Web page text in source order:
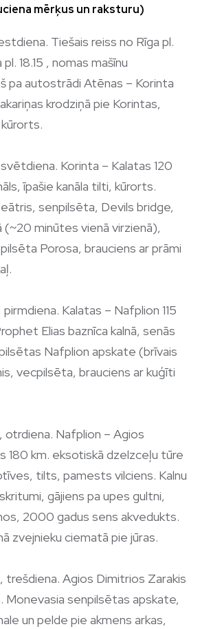
mērķus un raksturu)
Tiešais reiss no Rīga pl.
18.15 , nomas mašīnu
pa autostrādi Atēnas – Korinta
krodziņā pie Korintas,
svētdiena. Korinta – Kalatas 120
īpašie kanāla tilti, kūrorts.
senpilsēta, Devils bridge,
(~20 minūtes vienā virzienā),
Porosa, brauciens ar prāmi
pirmdiena. Kalatas – Nafplion 115
Elias baznīca kalnā, senās
Nafplion apskate (brīvais
vecpilsēta, brauciens ar kuģīti
otrdiena. Nafplion – Agios
180 km. eksotiskā dzelzceļu tūre
tilts, pamests vilciens. Kalnu
gājiens pa upes gultni,
2000 gadus sens akvedukts.
zvejnieku ciematā pie jūras.
trešdiena. Agios Dimitrios Zarakis
Monevasia senpilsētas apskate,
un pelde pie akmens arkas,